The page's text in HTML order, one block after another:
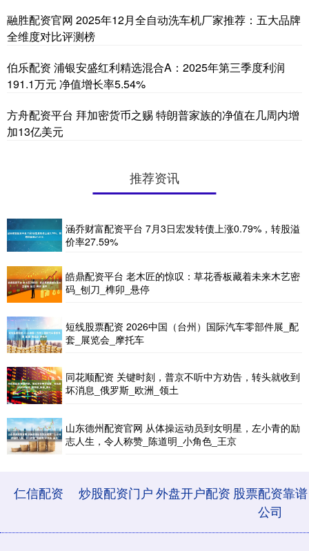
融胜配资官网 2025年12月全自动洗车机厂家推荐：五大品牌
全维度对比评测榜
伯乐配资 浦银安盛红利精选混合A：2025年第三季度利润
191.1万元 净值增长率5.54%
方舟配资平台 拜加密货币之赐 特朗普家族的净值在几周内增
加13亿美元
推荐资讯
涵乔财富配资平台 7月3日宏发转债上涨0.79%，转股溢
价率27.59%
皓鼎配资平台 老木匠的惊叹：草花香板藏着未来木艺密
码_刨刀_榫卯_悬停
短线股票配资 2026中国（台州）国际汽车零部件展_配
套_展览会_摩托车
同花顺配资 关键时刻，普京不听中方劝告，转头就收到
坏消息_俄罗斯_欧洲_领土
山东德州配资官网 从体操运动员到女明星，左小青的励
志人生，令人称赞_陈道明_小角色_王京
仁信配资 炒股配资门户外盘开户配资 股票配资靠谱
公司